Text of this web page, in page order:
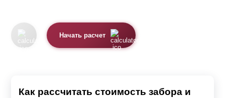
Начать расчет
Как рассчитать стоимость забора и